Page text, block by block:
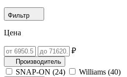
Фильтр
Цена
₽
Производитель
SNAP-ON (24) Williams (40)